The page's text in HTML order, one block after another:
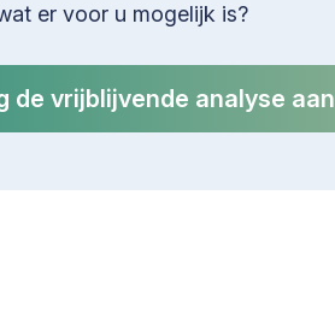
er voor u mogelijk is?
de vrijblijvende analyse aan